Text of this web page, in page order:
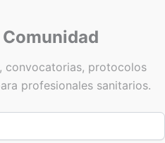
convocatorias, protocolos
profesionales sanitarios.